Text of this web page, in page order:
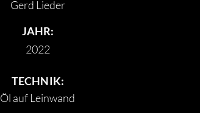
Gerd Lieder
JAHR:
2022
TECHNIK:
Öl auf Leinwand